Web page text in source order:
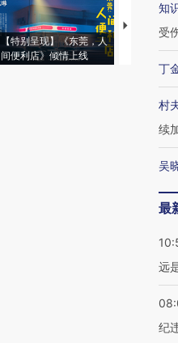
【特别呈现】《东莞，人
间便利店》倾情上线
【推广】走
会，让数智
知
受
丁
村
续
吴
最
远
纪